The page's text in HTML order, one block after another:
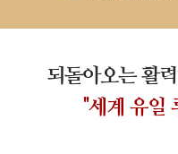
되돌아오는 활
"세계 유일